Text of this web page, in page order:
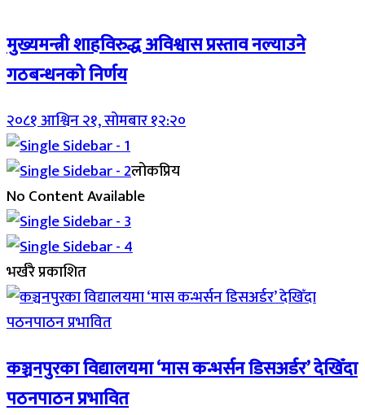
मुख्यमन्त्री शाहविरुद्ध अविश्वास प्रस्ताव नल्याउने
गठबन्धनको निर्णय
२०८१ आश्विन २१, सोमबार १२:२०
लोकप्रिय
No Content Available
भर्खरै प्रकाशित
कञ्चनपुरका विद्यालयमा ‘मास कन्भर्सन डिसअर्डर’ देखिँदा
पठनपाठन प्रभावित